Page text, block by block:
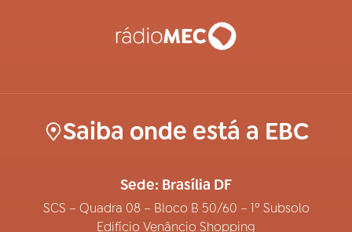
Saiba onde está a EBC
Sede: Brasília DF
SCS – Quadra 08 – Bloco B 50/60 – 1º Subsolo
Edifício Venâncio Shopping